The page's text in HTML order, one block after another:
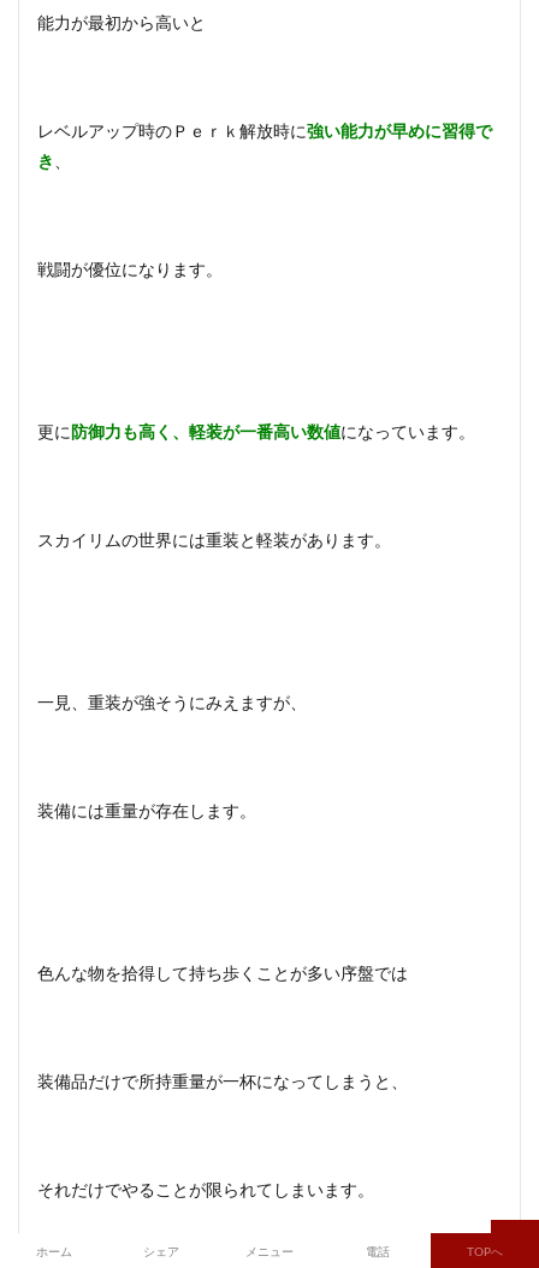
能力が最初から高いと
レベルアップ時のＰｅｒｋ解放時に強い能力が早めに習得で
き 、
戦闘が優位になります。
更に 防御力も高く、軽装が一番高い数値になっています。
スカイリムの世界には重装と軽装があります。
一見、重装が強そうにみえますが、
装備には重量が存在します。
色んな物を拾得して持ち歩くことが多い序盤では
装備品だけで所持重量が一杯になってしまうと、
それだけでやることが限られてしまいます。
ホーム シェア メニュー 電話 TOPへ